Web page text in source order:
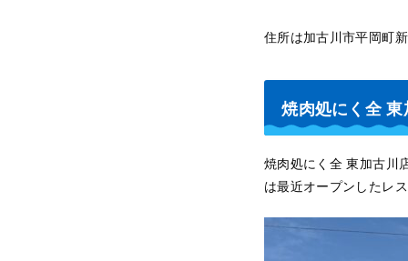
住所は加古川市平岡町
焼肉処にく全
焼肉処にく全 東加古川
は最近オープンしたレ